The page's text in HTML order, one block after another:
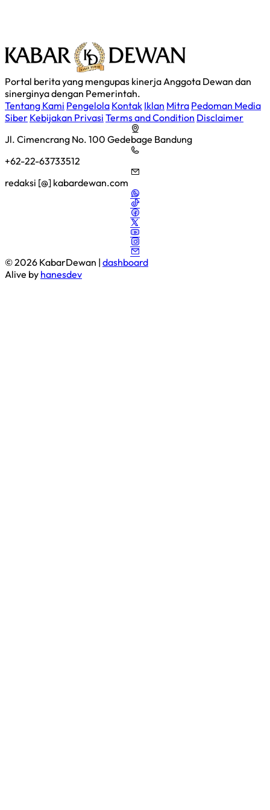
Portal berita yang mengupas kinerja Anggota Dewan dan
sinerginya dengan Pemerintah.
Tentang Kami Pengelola Kontak Iklan Mitra Pedoman Media
Siber Kebijakan Privasi Terms and Condition Disclaimer
Jl. Cimencrang No. 100 Gedebage Bandung
+62-22-63733512
redaksi [@] kabardewan.com
© 2026 KabarDewan | dashboard
Alive by hanesdev